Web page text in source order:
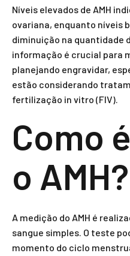
Níveis elevados de AMH
ovariana, enquanto níveis
diminuição na quantidade
informação é crucial para
planejando engravidar,
estão considerando
fertilização in vitro (FIV).
Como
o AMH?
A medição do AMH é
sangue simples. O teste
momento do ciclo